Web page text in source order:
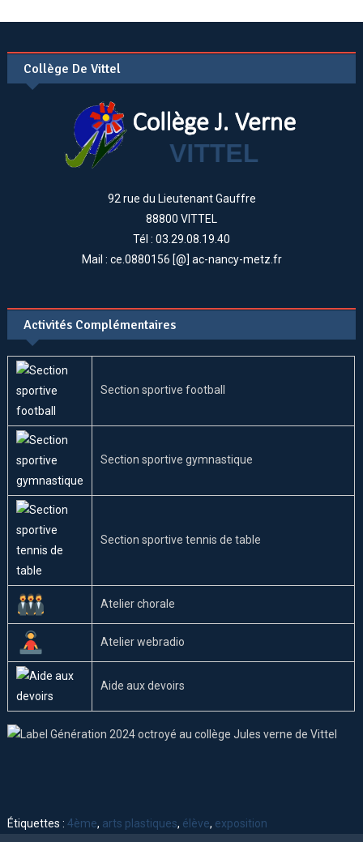
Collège De Vittel
92 rue du Lieutenant Gauffre
88800 VITTEL
Tél : 03.29.08.19.40
Mail : ce.0880156 [@] ac-nancy-metz.fr
Activités Complémentaires
Section sportive football
Section sportive gymnastique
Section sportive tennis de table
Atelier chorale
Atelier webradio
Aide aux devoirs
Étiquettes :4ème, arts plastiques, élève, exposition